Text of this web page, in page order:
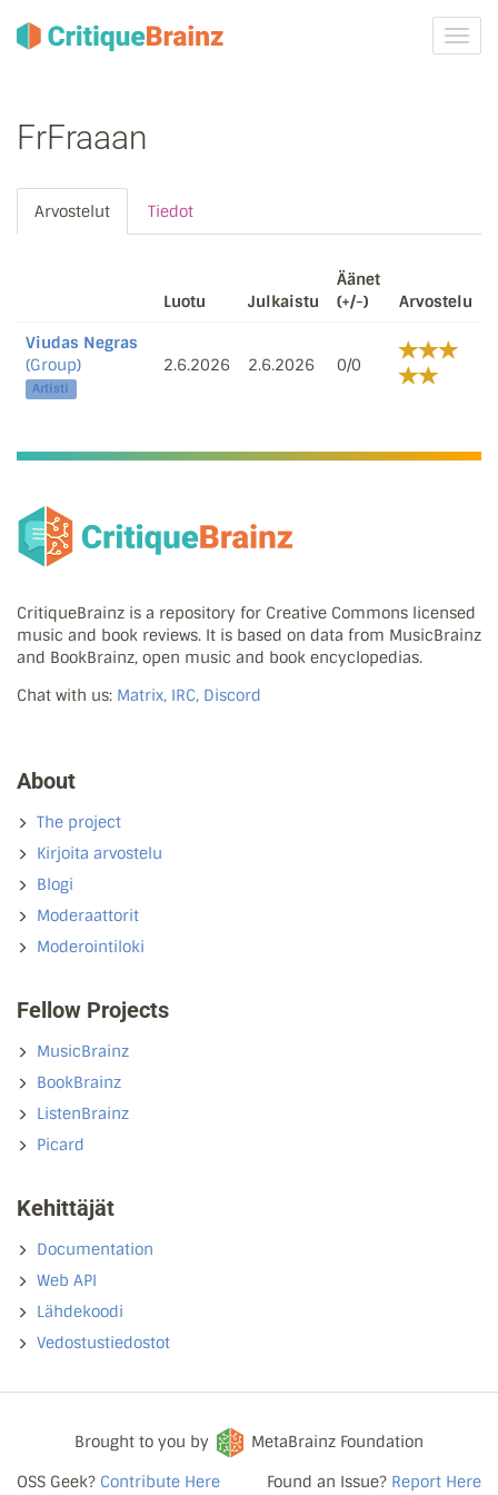
FrFraaan
Arvostelut Tiedot
Luotu Julkaistu
Äänet
(+/-)
Arvostelu
Viudas Negras
(Group)
Artisti
2.6.2026 2.6.2026 0/0
CritiqueBrainz is a repository for Creative Commons licensed
music and book reviews. It is based on data from MusicBrainz
and BookBrainz, open music and book encyclopedias.
Chat with us: Matrix, IRC, Discord
About
The project
Kirjoita arvostelu
Blogi
Moderaattorit
Moderointiloki
Fellow Projects
MusicBrainz
BookBrainz
ListenBrainz
Picard
Kehittäjät
Documentation
Web API
Lähdekoodi
Vedostustiedostot
OSS Geek? Contribute Here
Brought to you by
MetaBrainz Foundation
Found an Issue? Report Here